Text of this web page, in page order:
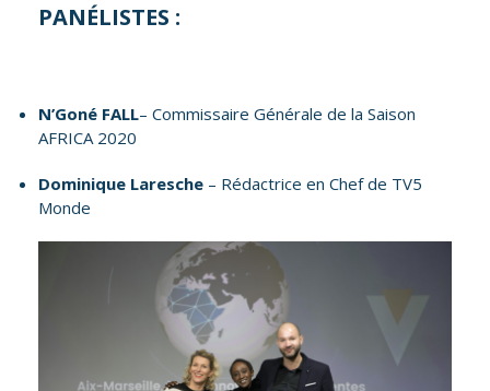
PANÉLISTES :
N’Goné FALL– Commissaire Générale de la Saison
AFRICA 2020
Dominique Laresche – Rédactrice en Chef de TV5
Monde